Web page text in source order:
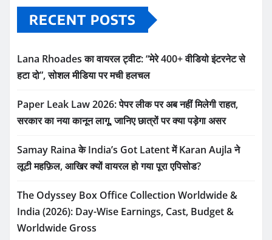
RECENT POSTS
Lana Rhoades का वायरल ट्वीट: “मेरे 400+ वीडियो इंटरनेट से
हटा दो”, सोशल मीडिया पर मची हलचल
Paper Leak Law 2026: पेपर लीक पर अब नहीं मिलेगी राहत,
सरकार का नया कानून लागू, जानिए छात्रों पर क्या पड़ेगा असर
Samay Raina के India’s Got Latent में Karan Aujla ने
लूटी महफ़िल, आखिर क्यों वायरल हो गया पूरा एपिसोड?
The Odyssey Box Office Collection Worldwide &
India (2026): Day-Wise Earnings, Cast, Budget &
Worldwide Gross